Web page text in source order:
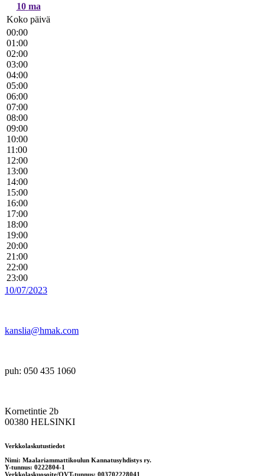
10 ma
Koko päivä
00:00
01:00
02:00
03:00
04:00
05:00
06:00
07:00
08:00
09:00
10:00
11:00
12:00
13:00
14:00
15:00
16:00
17:00
18:00
19:00
20:00
21:00
22:00
23:00
10/07/2023
kanslia@hmak.com
puh: 050 435 1060
Kornetintie 2b
00380 HELSINKI
Verkkolaskutustiedot
Nimi: Maalariammattikoulun Kannatusyhdistys ry.
Y-tunnus: 0222804-1
Verkkolaskuosoite/OVT-tunnus: 003702228041